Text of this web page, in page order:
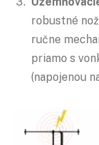
robustné
ručne
priamo s
(napojenou